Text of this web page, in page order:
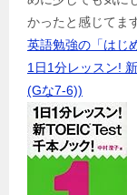
かったと感じてま
英語勉強の「はじ
1日1分レッスン!
(Gな7-6))